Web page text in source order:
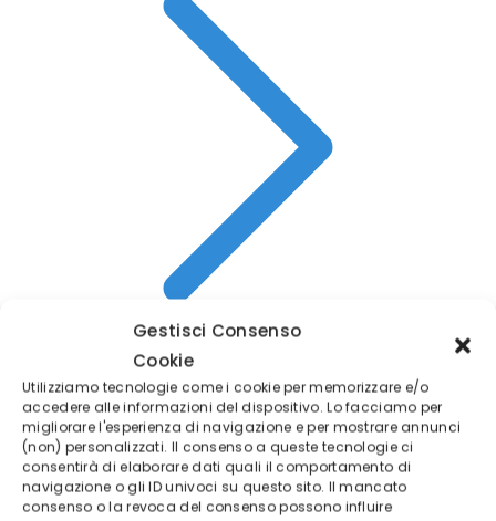
Gestisci Consenso
Cookie
Utilizziamo tecnologie come i cookie per memorizzare e/o
accedere alle informazioni del dispositivo. Lo facciamo per
migliorare l'esperienza di navigazione e per mostrare annunci
(non) personalizzati. Il consenso a queste tecnologie ci
consentirà di elaborare dati quali il comportamento di
navigazione o gli ID univoci su questo sito. Il mancato
consenso o la revoca del consenso possono influire
Recensioni
✓Regulated CySEC License 247/14
✓Conto di pratica gratuito da 10.000€